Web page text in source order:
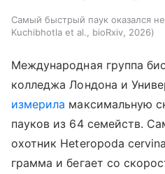
Самый быстрый паук оказался
Kuchibhotla et al., bioRxiv, 2026
Международная группа
колледжа Лондона и
измерила максимальную
пауков из 64 семейств.
охотник Heteropoda
грамма и бегает со